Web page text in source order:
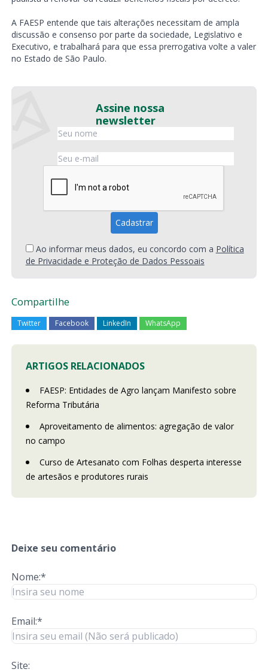
A FAESP entende que tais alterações necessitam de ampla
discussão e consenso por parte da sociedade, Legislativo e
Executivo, e trabalhará para que essa prerrogativa volte a valer
no Estado de São Paulo.
Assine nossa
newsletter
Ao informar meus dados, eu concordo com a Política
de Privacidade e Proteção de Dados Pessoais
Compartilhe
Twitter Facebook LinkedIn WhatsApp
ARTIGOS RELACIONADOS
FAESP: Entidades de Agro lançam Manifesto sobre
Reforma Tributária
Aproveitamento de alimentos: agregação de valor
no campo
Curso de Artesanato com Folhas desperta interesse
de artesãos e produtores rurais
Deixe seu comentário
Nome:*
Email:*
Site: